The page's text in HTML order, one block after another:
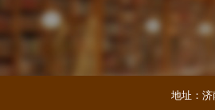
地址：